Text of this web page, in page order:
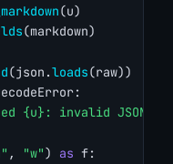
(u)
(markdown)
(json.loads(raw))
{u}: invalid JSON"
, "w") as f: